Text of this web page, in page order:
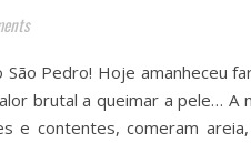
Pedro! Hoje amanheceu
brutal a queimar a pele… A
e contentes, comeram